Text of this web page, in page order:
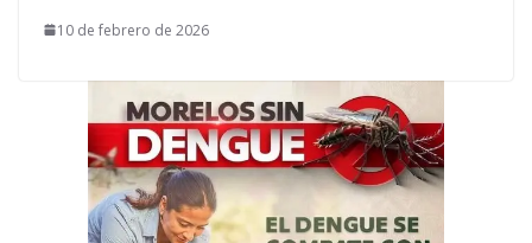
10 de febrero de 2026